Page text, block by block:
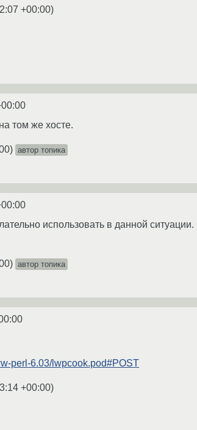
+00:00)
том же хосте.
) автор топика
использовать в данной
) автор топика
perl-6.03/lwpcook.pod#POST
+00:00)